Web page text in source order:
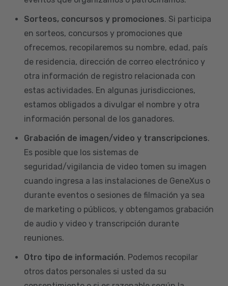
Sorteos, concursos y promociones. Si participa
en sorteos, concursos y promociones que
ofrecemos, recopilaremos su nombre, edad, país
de residencia, dirección de correo electrónico y
otra información de registro relacionada con
estas actividades. En algunas jurisdicciones,
estamos obligados a divulgar el nombre y otra
información personal de los ganadores.
Grabación de imagen/video y transcripciones.
Es posible que los sistemas de
seguridad/vigilancia de video tomen su imagen
cuando ingresa a las instalaciones de GeneXus o
durante eventos o sesiones de filmación ya sea
de marketing o públicos, y obtengamos grabación
de audio y video y transcripción durante
reuniones.
Otro tipo de información. Podemos recopilar
otros datos personales si usted da su